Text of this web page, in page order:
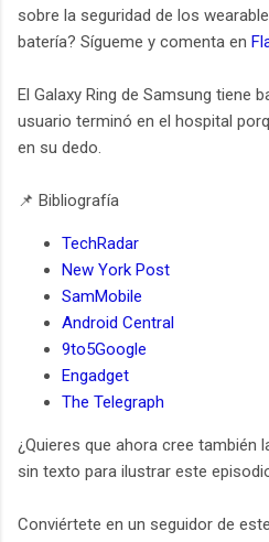
sobre la seguridad de los
batería? Sígueme y comenta en
El Galaxy Ring de Samsung tiene
usuario terminó en el hospital
en su dedo.
📌 Bibliografía
TechRadar
New York Post
SamMobile
Android Central
9to5Google
Engadget
The Telegraph
¿Quieres que ahora cree también
sin texto para ilustrar este
Conviértete en un seguidor de